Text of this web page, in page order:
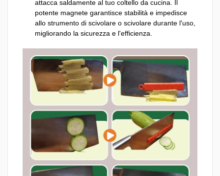
attacca saldamente al tuo coltello da cucina. Il
potente magnete garantisce stabilità e impedisce
allo strumento di scivolare o scivolare durante l'uso,
migliorando la sicurezza e l'efficienza.